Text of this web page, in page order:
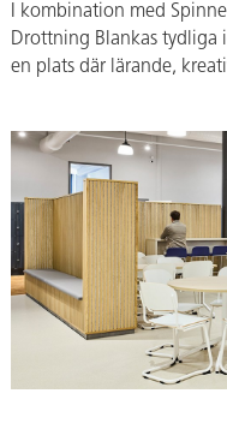
I kombination med
Drottning Blankas tydliga
en plats där lärande,